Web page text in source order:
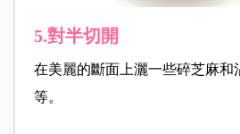
5.對半切開
在美麗的斷面上灑一些碎芝麻和
等。